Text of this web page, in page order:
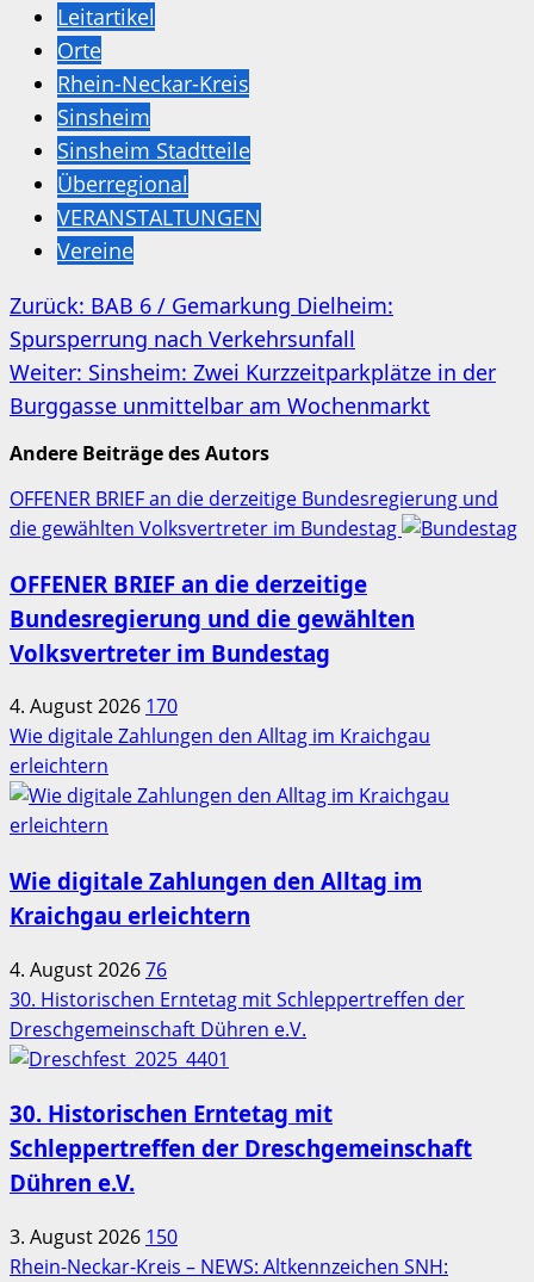
Leitartikel
Orte
Rhein-Neckar-Kreis
Sinsheim
Sinsheim Stadtteile
Überregional
VERANSTALTUNGEN
Vereine
Beitragsnavigation
Zurück: BAB 6 / Gemarkung Dielheim:
Spursperrung nach Verkehrsunfall
Weiter: Sinsheim: Zwei Kurzzeitparkplätze in der
Burggasse unmittelbar am Wochenmarkt
Andere Beiträge des Autors
OFFENER BRIEF an die derzeitige Bundesregierung und
die gewählten Volksvertreter im Bundestag
OFFENER BRIEF an die derzeitige
Bundesregierung und die gewählten
Volksvertreter im Bundestag
4. August 2026 170
Wie digitale Zahlungen den Alltag im Kraichgau
erleichtern
Wie digitale Zahlungen den Alltag im
Kraichgau erleichtern
4. August 202676
30. Historischen Erntetag mit Schleppertreffen der
Dreschgemeinschaft Dühren e.V.
30. Historischen Erntetag mit
Schleppertreffen der Dreschgemeinschaft
Dühren e.V.
3. August 2026 150
Rhein-Neckar-Kreis – NEWS: Altkennzeichen SNH: